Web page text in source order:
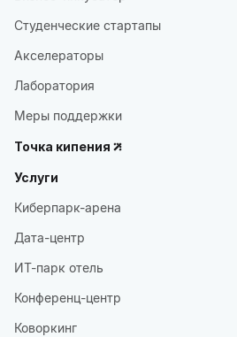
Студенческие стартапы
Акселераторы
Лаборатория
Меры поддержки
Точка кипения
Услуги
Киберпарк-арена
Дата-центр
ИТ-парк отель
Конференц-центр
Коворкинг